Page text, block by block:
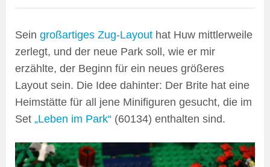
Sein großartiges Zug-Layout hat Huw mittlerweile
zerlegt, und der neue Park soll, wie er mir
erzählte, der Beginn für ein neues größeres
Layout sein. Die Idee dahinter: Der Brite hat eine
Heimstätte für all jene Minifiguren gesucht, die im
Set „Leben im Park“ (60134) enthalten sind.